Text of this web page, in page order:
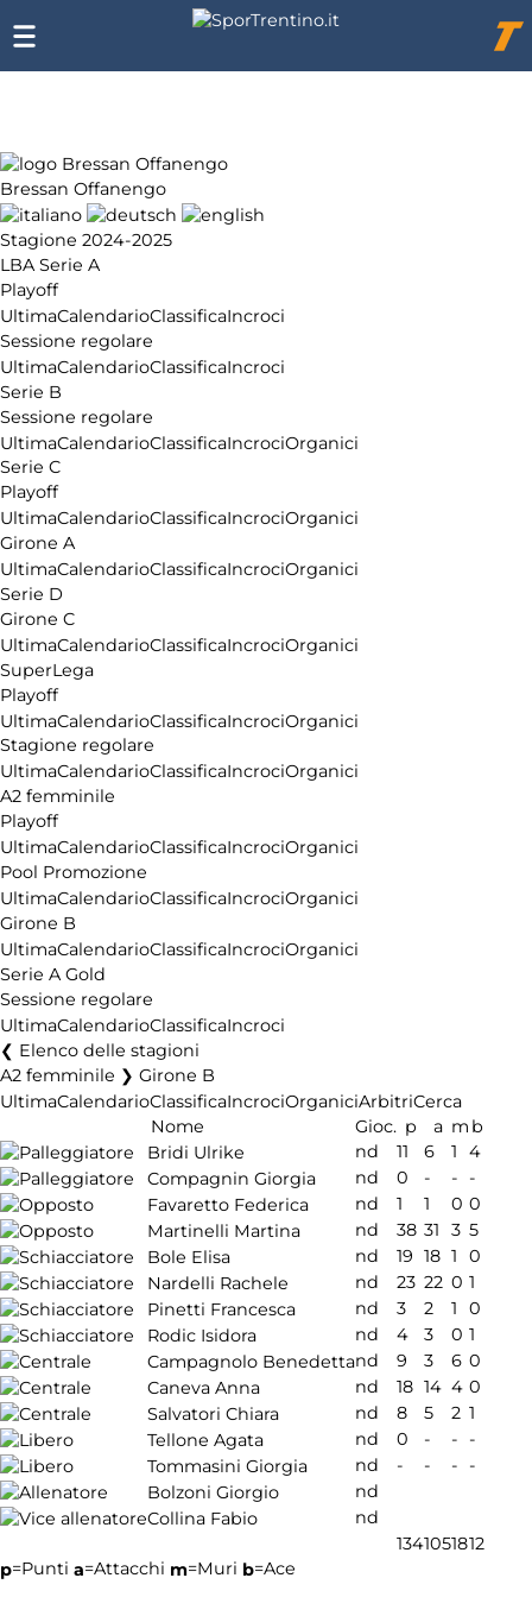
Bressan Offanengo
Stagione 2024-2025
LBA Serie A
Playoff
UltimaCalendarioClassificaIncroci
Sessione regolare
UltimaCalendarioClassificaIncroci
Serie B
Sessione regolare
UltimaCalendarioClassificaIncrociOrganici
Serie C
Playoff
UltimaCalendarioClassificaIncrociOrganici
Girone A
UltimaCalendarioClassificaIncrociOrganici
Serie D
Girone C
UltimaCalendarioClassificaIncrociOrganici
SuperLega
Playoff
UltimaCalendarioClassificaIncrociOrganici
Stagione regolare
UltimaCalendarioClassificaIncrociOrganici
A2 femminile
Playoff
UltimaCalendarioClassificaIncrociOrganici
Pool Promozione
UltimaCalendarioClassificaIncrociOrganici
Girone B
UltimaCalendarioClassificaIncrociOrganici
Serie A Gold
Sessione regolare
UltimaCalendarioClassificaIncroci
Elenco delle stagioni
A2 femminile ❯ Girone B
UltimaCalendarioClassificaIncrociOrganiciArbitriCerca
Nome
Gioc. p a m b
Bridi Ulrike
nd 11 6 1
4
Compagnin Giorgia
nd 0 - -
-
Favaretto Federica
nd 1 1 0 0
Martinelli Martina
nd 38 31 3 5
Bole Elisa
nd 19 18 1
0
Nardelli Rachele
nd 23 22 0 1
Pinetti Francesca
nd 3 2 1
0
Rodic Isidora
nd 4 3 0 1
Campagnolo Benedettand 9 3 6 0
Caneva Anna
nd 18 14 4 0
Salvatori Chiara
nd 8 5 2 1
Tellone Agata
nd 0 - -
-
Tommasini Giorgia
nd - - -
-
Bolzoni Giorgio
nd
Collina Fabio
nd
1341051812
p=Punti a=Attacchi m=Muri b=Ace
Chi
siamo
Affiliazione